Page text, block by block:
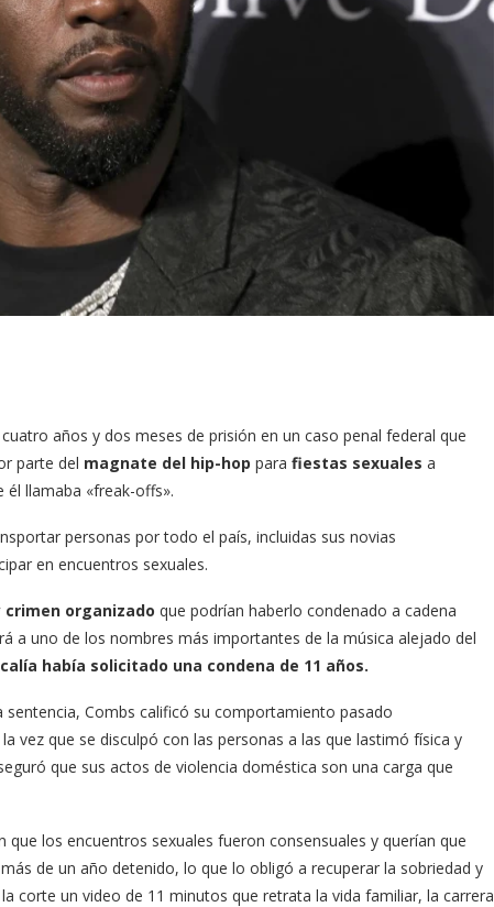
años y dos meses de prisión en un caso penal federal que
parte del magnate del hip-hop para fiestas sexuales a
él llamaba «freak-offs».
personas por todo el país, incluidas sus novias
en encuentros sexuales.
organizado que podrían haberlo condenado a cadena
a uno de los nombres más importantes de la música alejado del
había solicitado una condena de 11 años.
Combs calificó su comportamiento pasado
la vez que se disculpó con las personas a las que lastimó física y
que sus actos de violencia doméstica son una carga que
los encuentros sexuales fueron consensuales y querían que
de un año detenido, lo que lo obligó a recuperar la sobriedad y
corte un video de 11 minutos que retrata la vida familiar, la carrera